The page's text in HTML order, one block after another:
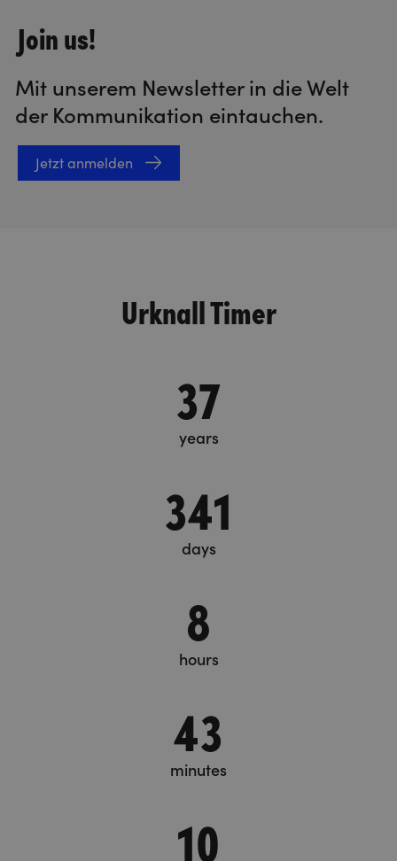
Join us!
Mit unserem Newsletter in die Welt
der Kommunikation eintauchen.
Jetzt anmelden
Urknall Timer
37
years
341
days
8
hours
43
minutes
11